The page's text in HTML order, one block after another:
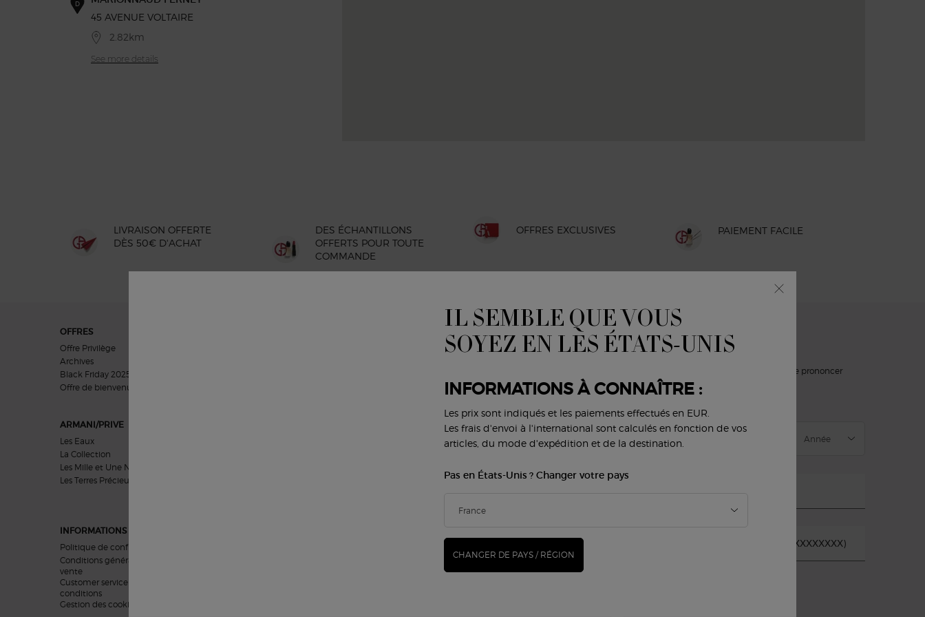
D
45 AVENUE VOLTAIRE
2.82km
See more details
LIVRAISON OFFERTE
DÈS 50€ D'ACHAT
DES ÉCHANTILLONS
OFFERTS POUR TOUTE
COMMANDE
OFFRES EXCLUSIVES PAIEMENT FACILE
OFFRES
Offre Privilège
Archives
Black Friday 2025
Offre de bienvenue​​
Parfums pour Femme
ARMANI/PRIVE
Les Eaux
La Collection
Les Mille et Une Nuits
Les Terres Précieuses
SERVICE CLIENT
Nous contacter
Statut de la commande
INFORMATIONS LEGALES
Politique de confidentialité
Conditions générales de
vente
Customer service terms and
conditions
Gestion des cookies
S'INSCRIRE À NOTRE NEWSLETTER
(*) champs obligatoires
Ne souhaite pas se prononcer
Numéro de téléphone portable (Ex : 04XXXXXXXX)
IL SEMBLE QUE VOUS
SOYEZ EN LES ÉTATS-UNIS
INFORMATIONS À CONNAÎTRE :
Les prix sont indiqués et les paiements effectués en EUR.
Les frais d'envoi à l'international sont calculés en fonction de vos
articles, du mode d'expédition et de la destination.
Pas en États-Unis ? Changer votre pays
CHANGER DE PAYS / RÉGION